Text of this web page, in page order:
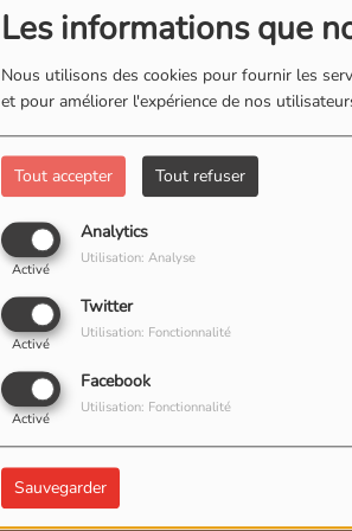
Les informations que
Nous utilisons des cookies pour fournir les
et pour améliorer l'expérience de nos
Tout accepter Tout refuser
Analytics
Activé
Utilisation: Analyse
Twitter
Activé
Utilisation: Fonctionnalité
Facebook
Activé
Utilisation: Fonctionnalité
Sauvegarder